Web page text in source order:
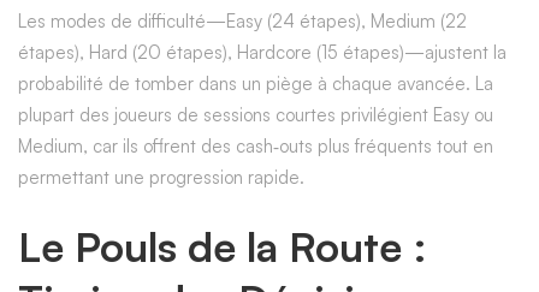
Les modes de difficulté—Easy (24 étapes), Medium (22
étapes), Hard (20 étapes), Hardcore (15 étapes)—ajustent la
probabilité de tomber dans un piège à chaque avancée. La
plupart des joueurs de sessions courtes privilégient Easy ou
Medium, car ils offrent des cash‑outs plus fréquents tout en
permettant une progression rapide.
Le Pouls de la Route :